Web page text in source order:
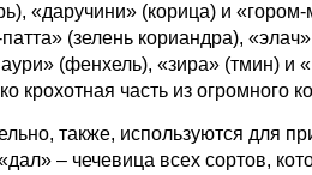
«даручини» (корица) и
(зелень кориандра),
(фенхель), «зира» (тмин)
крохотная часть из огромного
используются для
– чечевица всех сортов,